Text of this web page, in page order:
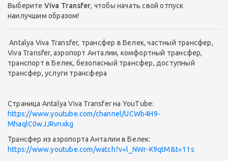
Выберите Viva Transfer, чтобы начать свой отпуск
наилучшим образом!
Antalya Viva Transfer, трансфер в Белек, частный трансфер,
Viva Transfer, аэропорт Анталии, комфортный трансфер,
транспорт в Белек, безопасный трансфер, доступный
трансфер, услуги трансфера
Страница Antalya Viva Transfer на YouTube:
https://www.youtube.com/channel/UCWb4H9-
MhaqlC0wJJRvnxkg
Трансфер из аэропорта Анталии в Белек:
https://www.youtube.com/watch?v=l_NWr-K9qtM&t=11s